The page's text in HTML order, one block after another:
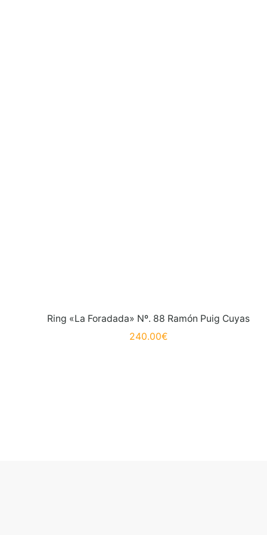
Ring «La Foradada» Nº. 88 Ramón Puig Cuyas
240.00€